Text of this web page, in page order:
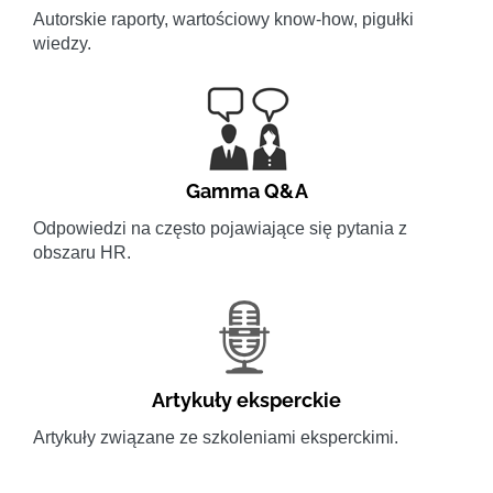
Autorskie raporty, wartościowy know-how, pigułki
wiedzy.
Gamma Q&A
Odpowiedzi na często pojawiające się pytania z
obszaru HR.
Artykuły eksperckie
Artykuły związane ze szkoleniami eksperckimi.